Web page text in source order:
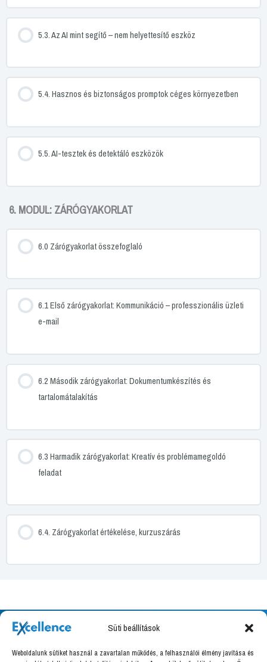
Süti beállítások
Weboldalunk sütiket használ a zavartalan működés, a felhasználói élmény javítása és
5.3. Az AI mint segítő – nem helyettesítő eszköz
5.4. Hasznos és biztonságos promptok céges környezetben
5.5. AI-tesztek és detektáló eszközök
6. MODUL: ZÁRÓGYAKORLAT
6.0 Zárógyakorlat összefoglaló
6.1 Első zárógyakorlat: Kommunikáció – professzionális üzleti
e-mail
6.2 Második zárógyakorlat: Dokumentumkészítés és
tartalomátalakítás
6.3 Harmadik zárógyakorlat: Kreatív és problémamegoldó
feladat
6.4. Zárógyakorlat értékelése, kurzuszárás